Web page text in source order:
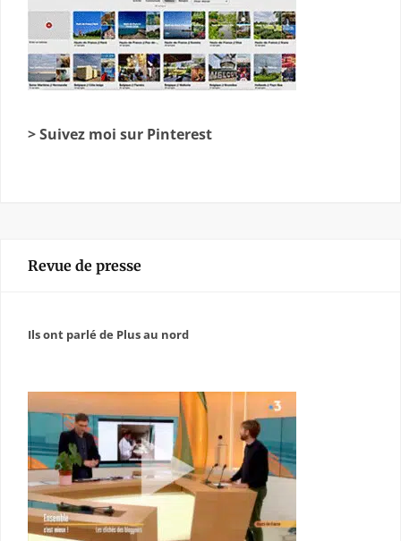
> Suivez moi sur Pinterest
Revue de presse
Ils ont parlé de Plus au nord